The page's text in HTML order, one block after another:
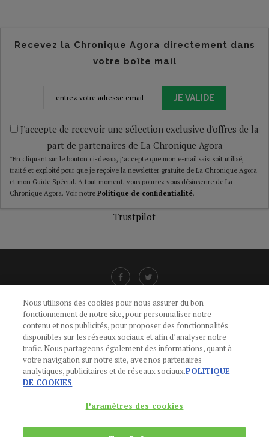
Recevez la Chronique Agora directement dans
votre boîte mail
JE VALIDE
J'accepte de recevoir une sélection exclusive d'offres de la
part de partenaires de La Chronique Agora
*En cliquant sur le bouton ci-dessus, j’accepte que mon e-mail saisi soit utilisé,
traité et exploité pour que je reçoive la newsletter gratuite de La Chronique Agora
et mon Guide Spécial. A tout moment, vous pourrez vous désinscrire de La
Chronique Agora. Voir notre Politique de confidentialité.
Trustpilot
LIENS UTILES
CGU-POLITIQUE DE CONFIDENTIALITÉ -POLITIQUE DES COOKIES
MENTIONS LÉGALES -AIDE
CONTACT
Du Lundi au Vendredi, 9h-13h et 14h-17h
Nous utilisons des cookies pour nous assurer du bon
fonctionnement de notre site, pour personnaliser notre
contenu et nos publicités, pour proposer des fonctionnalités
disponibles sur les réseaux sociaux et afin d’analyser notre
trafic. Nous partageons également des informations, quant à
votre navigation sur notre site, avec nos partenaires
analytiques, publicitaires et de réseaux sociaux.POLITIQUE
DE COOKIES
Paramètres des cookies